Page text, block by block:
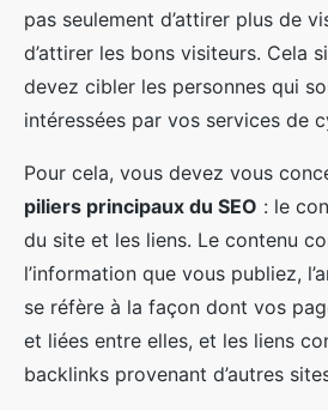
pas seulement d’attirer plus de
d’attirer les bons visiteurs. Cela
devez cibler les personnes qui
intéressées par vos services de
Pour cela, vous devez vous
piliers principaux du SEO : le
du site et les liens. Le contenu
l’information que vous publiez,
se réfère à la façon dont vos
et liées entre elles, et les liens
backlinks provenant d’autres